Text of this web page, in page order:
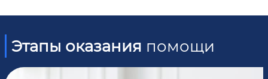
Этапы оказания помощи